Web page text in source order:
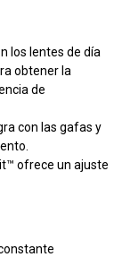
los lentes de día
obtener la
de
con las gafas y
ofrece un ajuste